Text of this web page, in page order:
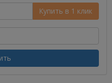
Купить в 1 клик